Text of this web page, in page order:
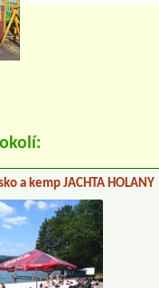
a kemp JACHTA HOLANY